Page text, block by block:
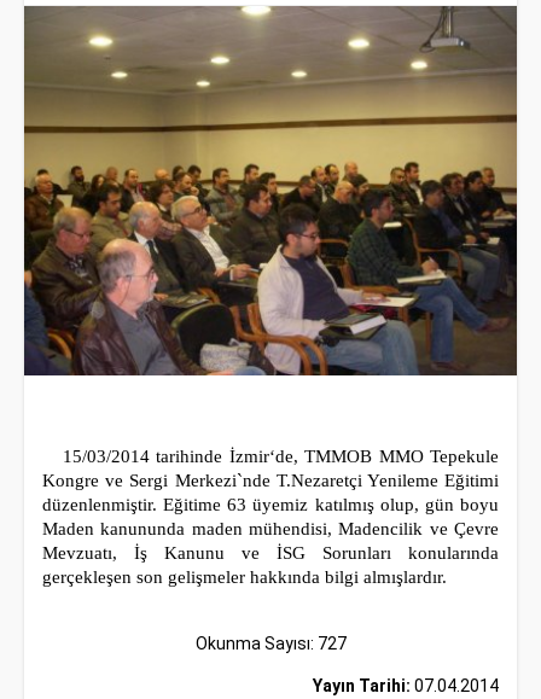
15/03/2014 tarihinde İzmir‘de, TMMOB MMO Tepekule
Kongre ve Sergi Merkezi`nde T.Nezaretçi Yenileme Eğitimi
düzenlenmiştir. Eğitime 63 üyemiz katılmış olup, gün boyu
Maden kanununda maden mühendisi, Madencilik ve Çevre
Mevzuatı, İş Kanunu ve İSG Sorunları konularında
gerçekleşen son gelişmeler hakkında bilgi almışlardır.
Okunma Sayısı: 727
Yayın Tarihi: 07.04.2014